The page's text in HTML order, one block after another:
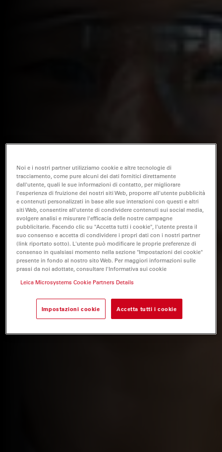
Noi e i nostri partner utilizziamo cookie e altre tecnologie di
tracciamento, come pure alcuni dei dati fornitici direttamente
dall'utente, quali le sue informazioni di contatto, per migliorare
l'esperienza di fruizione dei nostri siti Web, proporre all'utente pubblicità
e contenuti personalizzati in base alle sue interazioni con questi e altri
siti Web, consentire all'utente di condividere contenuti sui social media,
svolgere analisi e misurare l'efficacia delle nostre campagne
pubblicitarie. Facendo clic su "Accetta tutti i cookie", l'utente presta il
suo consenso e accetta di condividere i propri dati con i nostri partner
(link riportato sotto). L'utente può modificare le proprie preferenze di
consenso in qualsiasi momento nella sezione "Impostazioni dei cookie"
presente in fondo al nostro sito Web. Per maggiori informazioni sulle
prassi da noi adottate, consultare l'Informativa sui cookie
Leica Microsystems Cookie Partners Details
Impostazioni cookie Accetta tutti i cookie